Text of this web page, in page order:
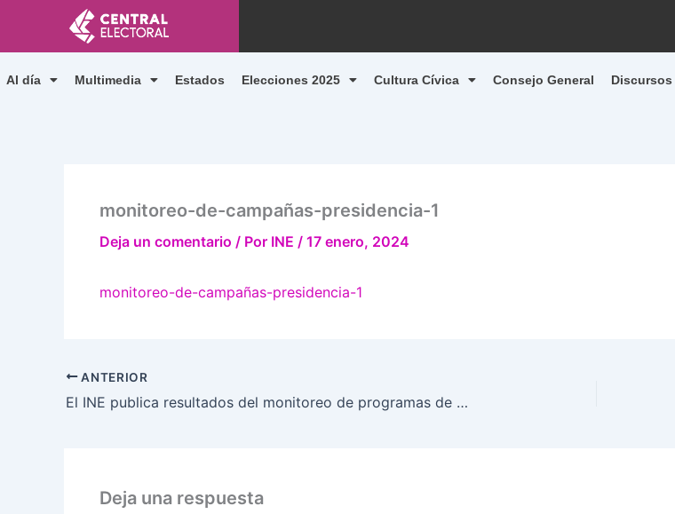
contenido
Al día Multimedia Estados Elecciones 2025 Cultura Cívica Consejo General Discursos
monitoreo-de-campañas-presidencia-1
Deja un comentario / Por INE / 17 enero, 2024
monitoreo-de-campañas-presidencia-1
ANTERIOR
El INE publica resultados del monitoreo de programas de difusión de noticias en la precampaña por la Presidencia, del periodo del 20 de noviembre al 7 de enero de 2024
Deja una respuesta